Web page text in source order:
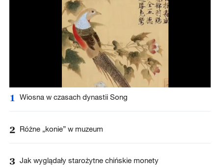
1 Wiosna w czasach dynastii Song
2 Różne „konie” w muzeum
3 Jak wyglądały starożytne chińskie monety